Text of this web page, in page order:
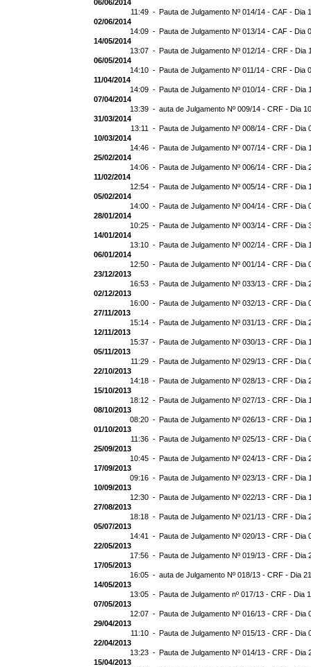
06/06/2014
11:49 - Pauta de Julgamento Nº 014/14 - CAF - Dia
02/06/2014
14:09 - Pauta de Julgamento Nº 013/14 - CAF - Dia
14/05/2014
13:07 - Pauta de Julgamento Nº 012/14 - CRF - Dia
06/05/2014
14:10 - Pauta de Julgamento Nº 011/14 - CRF - Dia
11/04/2014
14:09 - Pauta de Julgamento Nº 010/14 - CRF - Dia
07/04/2014
13:39 - auta de Julgamento Nº 009/14 - CRF - Dia
31/03/2014
13:11 - Pauta de Julgamento Nº 008/14 - CRF - Dia
10/03/2014
14:46 - Pauta de Julgamento Nº 007/14 - CRF - Dia
25/02/2014
14:06 - Pauta de Julgamento Nº 006/14 - CRF - Dia
11/02/2014
12:54 - Pauta de Julgamento Nº 005/14 - CRF - Dia
05/02/2014
14:00 - Pauta de Julgamento Nº 004/14 - CRF - Dia
28/01/2014
10:25 - Pauta de Julgamento Nº 003/14 - CRF - Dia
14/01/2014
13:10 - Pauta de Julgamento Nº 002/14 - CRF - Dia
06/01/2014
12:50 - Pauta de Julgamento Nº 001/14 - CRF - Dia
23/12/2013
16:53 - Pauta de Julgamento Nº 033/13 - CRF - Dia
02/12/2013
16:00 - Pauta de Julgamento Nº 032/13 - CRF - Dia
27/11/2013
15:14 - Pauta de Julgamento Nº 031/13 - CRF - Dia
12/11/2013
15:37 - Pauta de Julgamento Nº 030/13 - CRF - Dia
05/11/2013
11:29 - Pauta de Julgamento Nº 029/13 - CRF - Dia
22/10/2013
14:18 - Pauta de Julgamento Nº 028/13 - CRF - Dia
15/10/2013
18:12 - Pauta de Julgamento Nº 027/13 - CRF - Dia
08/10/2013
08:20 - Pauta de Julgamento Nº 026/13 - CRF - Dia
01/10/2013
11:36 - Pauta de Julgamento Nº 025/13 - CRF - Dia
25/09/2013
10:45 - Pauta de Julgamento Nº 024/13 - CRF - Dia
17/09/2013
09:16 - Pauta de Julgamento Nº 023/13 - CRF - Dia
10/09/2013
12:30 - Pauta de Julgamento Nº 022/13 - CRF - Dia
27/08/2013
18:18 - Pauta de Julgamento Nº 021/13 - CRF - Dia
05/07/2013
14:41 - Pauta de Julgamento Nº 020/13 - CRF - Dia
22/05/2013
17:56 - Pauta de Julgamento Nº 019/13 - CRF - Dia
17/05/2013
16:05 - auta de Julgamento Nº 018/13 - CRF - Dia
14/05/2013
13:05 - Pauta de Julgamento nº 017/13 - CRF - Dia
07/05/2013
12:07 - Pauta de Julgamento Nº 016/13 - CRF - Dia
29/04/2013
11:10 - Pauta de Julgamento Nº 015/13 - CRF - Dia
22/04/2013
13:23 - Pauta de Julgamento Nº 014/13 - CRF - Dia
15/04/2013